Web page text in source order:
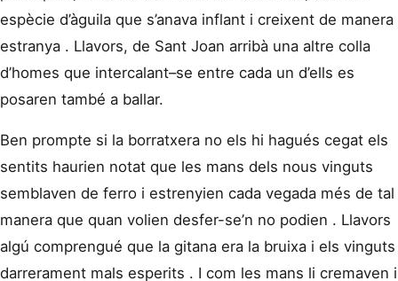
espècie d’àguila que s’anava inflant i creixent de manera
estranya . Llavors, de Sant Joan arribà una altre colla
d’homes que intercalant–se entre cada un d’ells es
posaren també a ballar.
Ben prompte si la borratxera no els hi hagués cegat els
sentits haurien notat que les mans dels nous vinguts
semblaven de ferro i estrenyien cada vegada més de tal
manera que quan volien desfer-se’n no podien . Llavors
algú comprengué que la gitana era la bruixa i els vinguts
darrerament mals esperits . I com les mans li cremaven i